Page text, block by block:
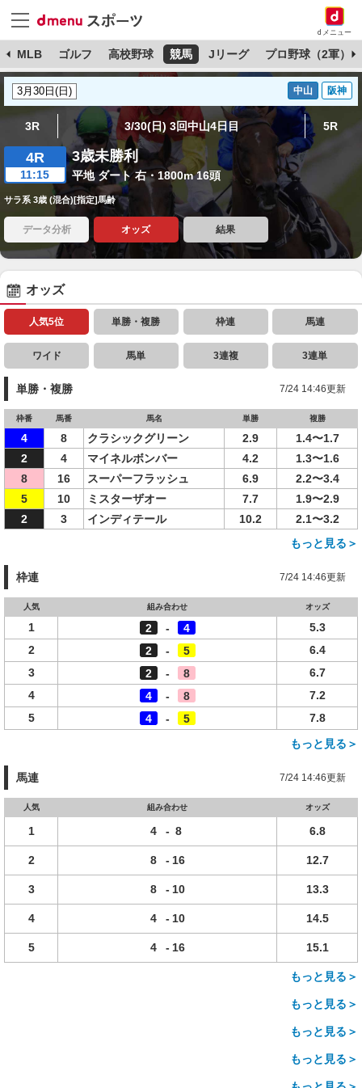
dメニュー
MLB ゴルフ 高校野球 競馬 Jリーグ プロ野球（2軍）
中山 阪神
3R 3/30(日) 3回中山4日目 5R
4R
11:15
3歳未勝利
平地 ダート 右・1800m 16頭
サラ系 3歳 (混合)[指定]馬齢
データ分析 オッズ 結果
オッズ
人気5位 単勝・複勝 枠連 馬連
ワイド 馬単 3連複 3連単
単勝・複勝 7/24 14:46更新
枠番 馬番 馬名 単勝 複勝
4 8 クラシックグリーン 2.9
1.4〜1.7
2
4 マイネルボンバー 4.2
1.3〜1.6
8
16 スーパーフラッシュ 6.9
2.2〜3.4
5
10 ミスターザオー 7.7
1.9〜2.9
2
3 インディテール 10.2
2.1〜3.2
もっと見る＞
枠連 7/24 14:46更新
人気 組み合わせ オッズ
1 2 - 4
5.3
2
2 - 5
6.4
3
2 - 8
6.7
4
4 - 8
7.2
5
4 - 5
7.8
もっと見る＞
馬連 7/24 14:46更新
人気 組み合わせ オッズ
1 4 - 8 6.8
2 8 - 16 12.7
3 8 - 10 13.3
4 4 - 10 14.5
5 4 - 16 15.1
もっと見る＞
もっと見る＞
もっと見る＞
もっと見る＞